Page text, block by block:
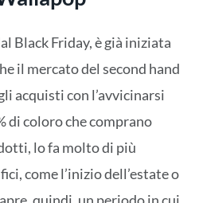
Black Friday, è già iniziata
il mercato del second hand
acquisti con l’avvicinarsi
di coloro che comprano
lo fa molto di più
come l’inizio dell’estate o